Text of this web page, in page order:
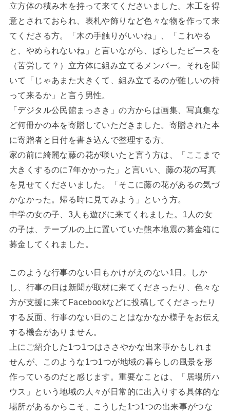
立方体の積み木を持って来てくださいました。木工を得
意とされておられ、表札や飾りなど色々な物を作って来
てくださる方。「木の手触りがいいね」、「これやる
と、やめられないね」と言いながら、ばらしたピースを
（苦労して？）立方体に組み立てるメンバー。それを聞
いて「じゃあまた大きくて、組み立てるのが難しいの持
って来るか」と言う男性。
「デジタル公民館まっさき」の方からは画集、写真集な
ど何冊かの本を寄贈していただきました。寄贈された本
に寄贈者と日付を書き込んで整理する方。
家の前に綺麗な藤の花が咲いたと言う方は、「ここまで
大きくするのに7年かかった」と言いい、藤の花の写真
を見せてくださいました。「そこに藤の花があるの気づ
かなかった。帰る時に見てみよう」という方。
中学の女の子、3人も遊びに来てくれました。1人の女
の子は、テーブルの上に置いていた熊本地震の募金箱に
募金してくれました。
このような行事のない日もかけがえのない1日。しか
し、行事の日は新聞が取材に来てくださったり、色々な
方が支援に来てFacebookなどに投稿してくださったり
する反面、行事のない日のことはなかなか様子をお伝え
する機会がありません。
上にご紹介した1つ1つはささやかな出来事かもしれま
せんが、このような1つ1つが地域の暮らしの風景を形
作っているのだと感じます。重要なことは、「居場所ハ
ウス」という地域の人々が日常的に出入りする具体的な
場所があるからこそ、こうした1つ1つの出来事がつな